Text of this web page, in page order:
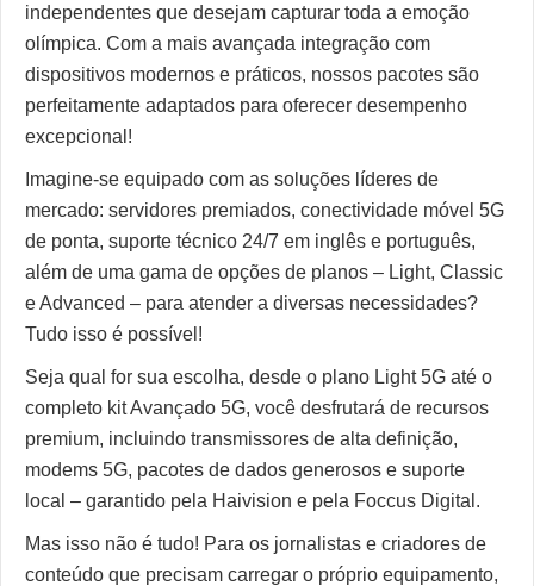
independentes que desejam capturar toda a emoção
olímpica. Com a mais avançada integração com
dispositivos modernos e práticos, nossos pacotes são
perfeitamente adaptados para oferecer desempenho
excepcional!
Imagine-se equipado com as soluções líderes de
mercado: servidores premiados, conectividade móvel 5G
de ponta, suporte técnico 24/7 em inglês e português,
além de uma gama de opções de planos – Light, Classic
e Advanced – para atender a diversas necessidades?
Tudo isso é possível!
Seja qual for sua escolha, desde o plano Light 5G até o
completo kit Avançado 5G, você desfrutará de recursos
premium, incluindo transmissores de alta definição,
modems 5G, pacotes de dados generosos e suporte
local – garantido pela Haivision e pela Foccus Digital.
Mas isso não é tudo! Para os jornalistas e criadores de
conteúdo que precisam carregar o próprio equipamento,